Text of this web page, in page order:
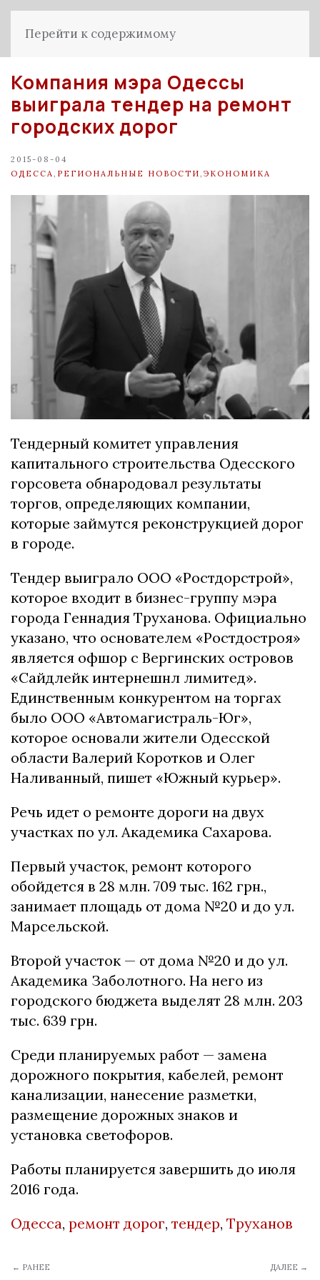
Перейти к содержимому
Компания мэра Одессы
выиграла тендер на ремонт
городских дорог
2015-08-04
ОДЕССА
РЕГИОНАЛЬНЫЕ НОВОСТИ ЭКОНОМИКА
Тендерный комитет управления
капитального строительства Одесского
горсовета обнародовал результаты
торгов, определяющих компании,
которые займутся реконструкцией дорог
в городе.
Тендер выиграло ООО «Ростдорстрой»,
которое входит в бизнес-группу мэра
города Геннадия Труханова. Официально
указано, что основателем «Ростдостроя»
является офшор с Вергинских островов
«Сайдлейк интернешнл лимитед».
Единственным конкурентом на торгах
было ООО «Автомагистраль-Юг»,
которое основали жители Одесской
области Валерий Коротков и Олег
Наливанный, пишет «Южный курьер».
Речь идет о ремонте дороги на двух
участках по ул. Академика Сахарова.
Первый участок, ремонт которого
обойдется в 28 млн. 709 тыс. 162 грн.,
занимает площадь от дома №20 и до ул.
Марсельской.
Второй участок — от дома №20 и до ул.
Академика Заболотного. На него из
городского бюджета выделят 28 млн. 203
тыс. 639 грн.
Среди планируемых работ — замена
дорожного покрытия, кабелей, ремонт
канализации, нанесение разметки,
размещение дорожных знаков и
установка светофоров.
Работы планируется завершить до июля
2016 года.
Одесса, ремонт дорог, тендер, Труханов
← РАНЕЕ ДАЛЕЕ →